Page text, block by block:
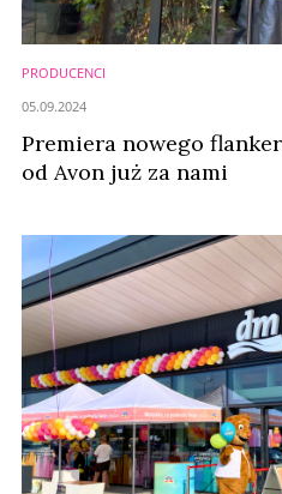
PRODUCENCI
Premiera nowego
od Avon już za nami
05.09.2024